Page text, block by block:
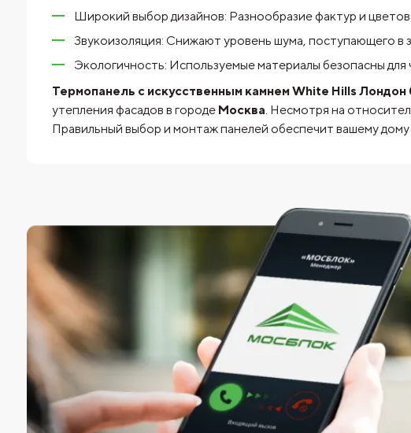
Широкий выбор дизайнов: Разнообразие фактур и
Звукоизоляция: Снижают уровень шума, поступающего в
Экологичность: Используемые материалы безопасны
Термопанель с искусственным камнем White Hills
утепления фасадов в городе Москва . Несмотря на
Правильный выбор и монтаж панелей обеспечит вашему дому